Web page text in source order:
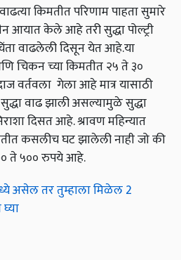
किमतीत परिणाम पाहता सुमारे
आयात केले आहे तरी सुद्धा पोल्ट्री
वाढलेली दिसून येत आहे.या
चिकन च्या किमतीत २५ ते ३०
वर्तवला गेला आहे मात्र यासाठी
वाढ झाली असल्यामुळे सुद्धा
दिसत आहे. श्रावण महिन्यात
कसलीच घट झालेली नाही जो की
ते ५०० रुपये आहे.
असेल तर तुम्हाला मिळेल 2